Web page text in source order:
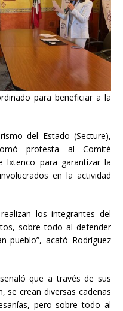
para beneficiar a la
del Estado (Secture),
protesta al Comité
Ixtenco para garantizar la
en la actividad
los integrantes del
sobre todo al defender
pueblo”, acató Rodríguez
que a través de sus
se crean diversas cadenas
pero sobre todo al